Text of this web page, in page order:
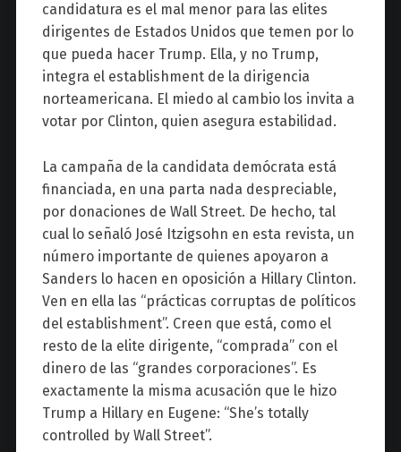
candidatura es el mal menor para las elites
dirigentes de Estados Unidos que temen por lo
que pueda hacer Trump. Ella, y no Trump,
integra el establishment de la dirigencia
norteamericana. El miedo al cambio los invita a
votar por Clinton, quien asegura estabilidad.
La campaña de la candidata demócrata está
financiada, en una parta nada despreciable,
por donaciones de Wall Street. De hecho, tal
cual lo señaló José Itzigsohn en esta revista, un
número importante de quienes apoyaron a
Sanders lo hacen en oposición a Hillary Clinton.
Ven en ella las “prácticas corruptas de políticos
del establishment”. Creen que está, como el
resto de la elite dirigente, “comprada” con el
dinero de las “grandes corporaciones”. Es
exactamente la misma acusación que le hizo
Trump a Hillary en Eugene: “She’s totally
controlled by Wall Street”.